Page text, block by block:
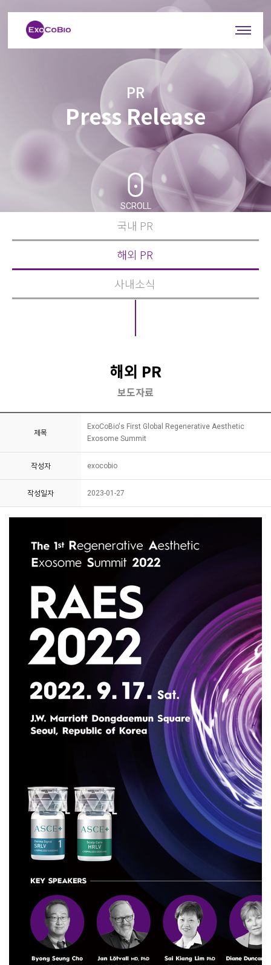
PR
Press Release
SCROLL
국내 PR
해외 PR
사내소식
해외 PR
보도자료
제목
ExoCoBio's First Global Regenerative Aesthetic
Exosome Summit
작성자 exocobio
작성일자 2023-01-27